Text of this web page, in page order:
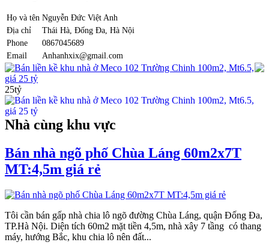
Họ và tên Nguyễn Đức Việt Anh
Địa chỉ
Thái Hà, Đống Đa, Hà Nội
Phone
0867045689
Email
Anhanhxix@gmail.com
Bán liền kề khu nhà ở Meco 102 Trường Chinh 100m2, Mt6.5,
giá 25 tỷ
25tỷ
Nhà cùng khu vực
Bán nhà ngõ phố Chùa Láng 60m2x7T
MT:4,5m giá rẻ
Tôi cần bán gấp nhà chia lô ngõ đường Chùa Láng, quận Đống Đa,
TP.Hà Nội. Diện tích 60m2 mặt tiền 4,5m, nhà xây 7 tầng có thang
máy, hướng Bắc, khu chia lô nên đất...